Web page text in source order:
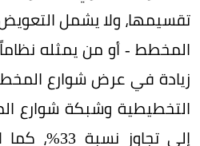
تقسيمها، ولا يشمل
المخطط - أو من يمثله
زيادة في عرض شوارع
التخطيطية وشبكة شوارع
إلى تجاوز